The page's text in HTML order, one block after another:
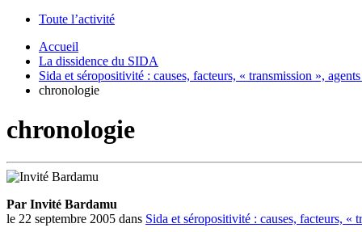
Toute l’activité
Accueil
La dissidence du SIDA
Sida et séropositivité : causes, facteurs, « transmission »,
chronologie
chronologie
Par Invité Bardamu
le 22 septembre 2005 dans Sida et séropositivité : causes, facteurs,